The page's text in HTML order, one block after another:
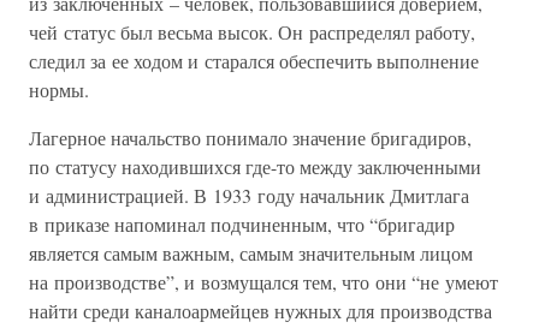
чей статус был весьма высок. Он распределял работу,
следил за ее ходом и старался обеспечить выполнение
нормы.
Лагерное начальство понимало значение бригадиров,
по статусу находившихся где-то между заключенными
и администрацией. В 1933 году начальник Дмитлага
в приказе напоминал подчиненным, что “бригадир
является самым важным, самым значительным лицом
на производстве”, и возмущался тем, что они “не умеют
найти среди каналоармейцев нужных для производства